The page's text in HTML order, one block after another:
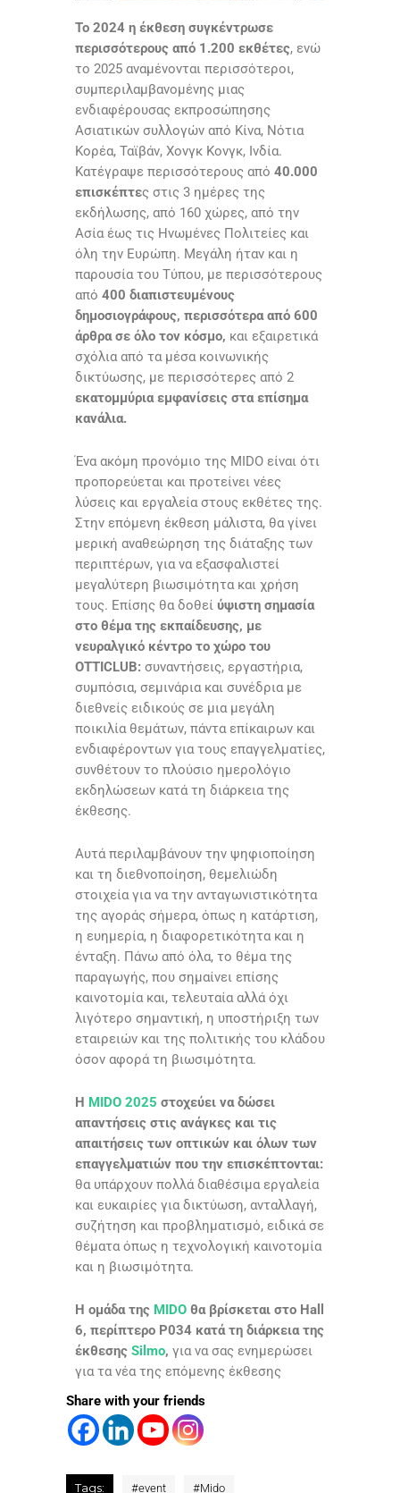
Το 2024 η έκθεση συγκέντρωσε
περισσότερους από 1.200 εκθέτες, ενώ
το 2025 αναμένονται περισσότεροι,
συμπεριλαμβανομένης μιας
ενδιαφέρουσας εκπροσώπησης
Ασιατικών συλλογών από Κίνα, Νότια
Κορέα, Ταϊβάν, Χονγκ Κονγκ, Ινδία.
Κατέγραψε περισσότερους από 40.000
επισκέπτες στις 3 ημέρες της
εκδήλωσης, από 160 χώρες, από την
Ασία έως τις Ηνωμένες Πολιτείες και
όλη την Ευρώπη. Μεγάλη ήταν και η
παρουσία του Τύπου, με περισσότερους
από 400 διαπιστευμένους
δημοσιογράφους, περισσότερα από 600
άρθρα σε όλο τον κόσμο, και εξαιρετικά
σχόλια από τα μέσα κοινωνικής
δικτύωσης, με περισσότερες από 2
εκατομμύρια εμφανίσεις στα επίσημα
κανάλια.
Ένα ακόμη προνόμιο της MIDO είναι ότι
προπορεύεται και προτείνει νέες
λύσεις και εργαλεία στους εκθέτες της.
Στην επόμενη έκθεση μάλιστα, θα γίνει
μερική αναθεώρηση της διάταξης των
περιπτέρων, για να εξασφαλιστεί
μεγαλύτερη βιωσιμότητα και χρήση
τους. Επίσης θα δοθεί ύψιστη σημασία
στο θέμα της εκπαίδευσης, με
νευραλγικό κέντρο το χώρο του
OTTICLUB: συναντήσεις, εργαστήρια,
συμπόσια, σεμινάρια και συνέδρια με
διεθνείς ειδικούς σε μια μεγάλη
ποικιλία θεμάτων, πάντα επίκαιρων και
ενδιαφέροντων για τους επαγγελματίες,
συνθέτουν το πλούσιο ημερολόγιο
εκδηλώσεων κατά τη διάρκεια της
έκθεσης.
Αυτά περιλαμβάνουν την ψηφιοποίηση
και τη διεθνοποίηση, θεμελιώδη
στοιχεία για να την ανταγωνιστικότητα
της αγοράς σήμερα, όπως η κατάρτιση,
η ευημερία, η διαφορετικότητα και η
ένταξη. Πάνω από όλα, το θέμα της
παραγωγής, που σημαίνει επίσης
καινοτομία και, τελευταία αλλά όχι
λιγότερο σημαντική, η υποστήριξη των
εταιρειών και της πολιτικής του κλάδου
όσον αφορά τη βιωσιμότητα.
Η MIDO 2025 στοχεύει να δώσει
απαντήσεις στις ανάγκες και τις
απαιτήσεις των οπτικών και όλων των
επαγγελματιών που την επισκέπτονται:
θα υπάρχουν πολλά διαθέσιμα εργαλεία
και ευκαιρίες για δικτύωση, ανταλλαγή,
συζήτηση και προβληματισμό, ειδικά σε
θέματα όπως η τεχνολογική καινοτομία
και η βιωσιμότητα.
Η ομάδα της MIDO θα βρίσκεται στο Hall
6, περίπτερο P034 κατά τη διάρκεια της
έκθεσης Silmo, για να σας ενημερώσει
για τα νέα της επόμενης έκθεσης
Share with your friends
Tags: #event #Mido